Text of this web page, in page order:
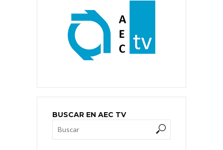
BUSCAR EN AEC TV